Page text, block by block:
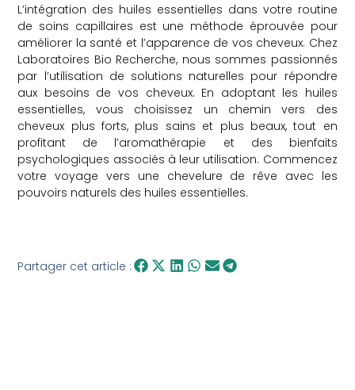
L’intégration des huiles essentielles dans votre routine
de soins capillaires est une méthode éprouvée pour
améliorer la santé et l’apparence de vos cheveux. Chez
Laboratoires Bio Recherche, nous sommes passionnés
par l’utilisation de solutions naturelles pour répondre
aux besoins de vos cheveux. En adoptant les huiles
essentielles, vous choisissez un chemin vers des
cheveux plus forts, plus sains et plus beaux, tout en
profitant de l’aromathérapie et des bienfaits
psychologiques associés à leur utilisation. Commencez
votre voyage vers une chevelure de rêve avec les
pouvoirs naturels des huiles essentielles.
Partager cet article :